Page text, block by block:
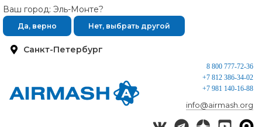
Санкт-Петербург
Ваш город: Эль-Монте?
Да, верно Нет, выбрать другой
8 800 777-72-36
+7 812 386-34-02
+7 981 140-16-88
info@airmash.org